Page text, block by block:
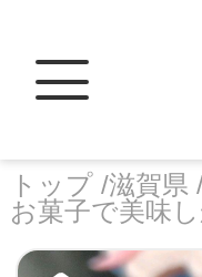
トップ /滋賀県
お菓子で美味